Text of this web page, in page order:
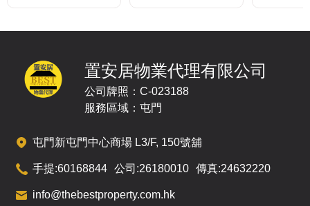
置安居物業代理有限公司
公司牌照：C-023188
服務區域：屯門
屯門新屯門中心商場 L3/F, 150號舖
手提:60168844 公司:26180010 傳真:24632220
info@thebestproperty.com.hk